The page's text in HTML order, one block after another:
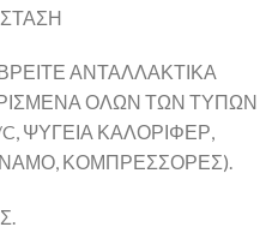
ΑΝΤΑΛΛΑΚΤΙΚΑ
ΟΛΩΝ ΤΩΝ ΤΥΠΩΝ
ΨΥΓΕΙΑ ΚΑΛΟΡΙΦΕΡ,
ΚΟΜΠΡΕΣΣΟΡΕΣ).